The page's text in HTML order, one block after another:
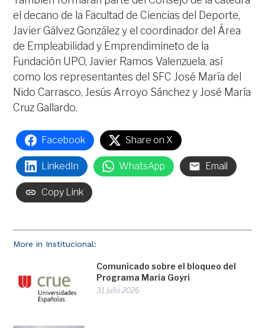
More in Institucional:
Comunicado sobre el bloqueo del
Programa María Goyri
31 julio 2026
el decano de la Facultad de Ciencias del Deporte,
Javier Gálvez González y el coordinador del Área
de Empleabilidad y Emprendimineto de la
Fundación UPO, Javier Ramos Valenzuela, así
como los representantes del SFC José María del
Nido Carrasco, Jesús Arroyo Sánchez y José María
Cruz Gallardo.
Facebook Share on X
LinkedIn WhatsApp Email
Copy Link